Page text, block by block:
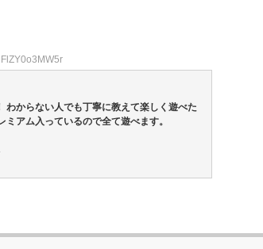
わからない人でも丁寧に教えて楽しく遊べた
ミアム入っているので全て遊べます。